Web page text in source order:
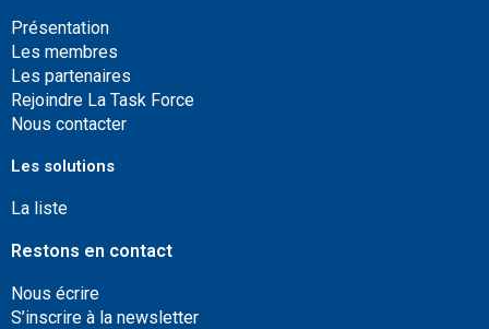
Présentation
Les membres
Les partenaires
Rejoindre La Task Force
Nous contacter
Les solutions
La liste
Restons en contact
Nous écrire
S’inscrire à la newsletter